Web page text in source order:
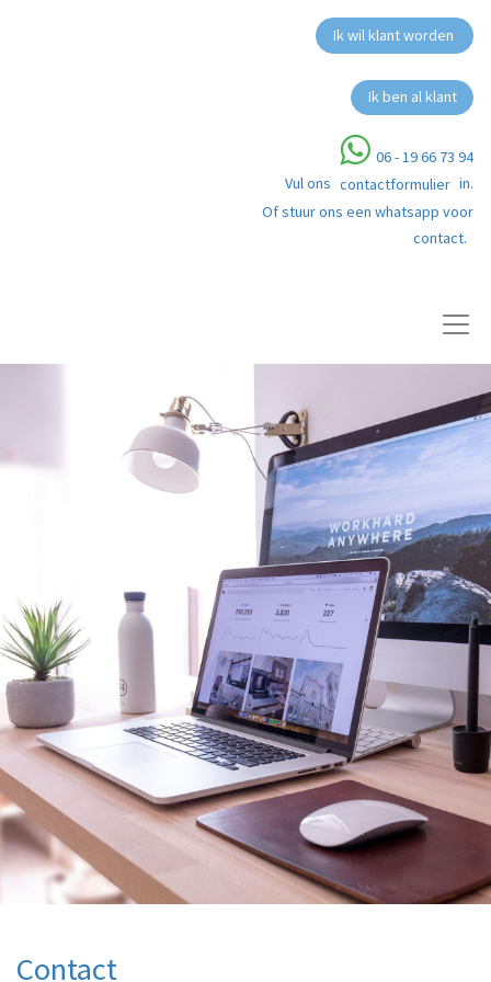
Ik wil klant worden
Ik ben al klant
06 - 19 66 73 94
Vul ons contactformulier in.
Of stuur ons een whatsapp voor
contact.
Contact